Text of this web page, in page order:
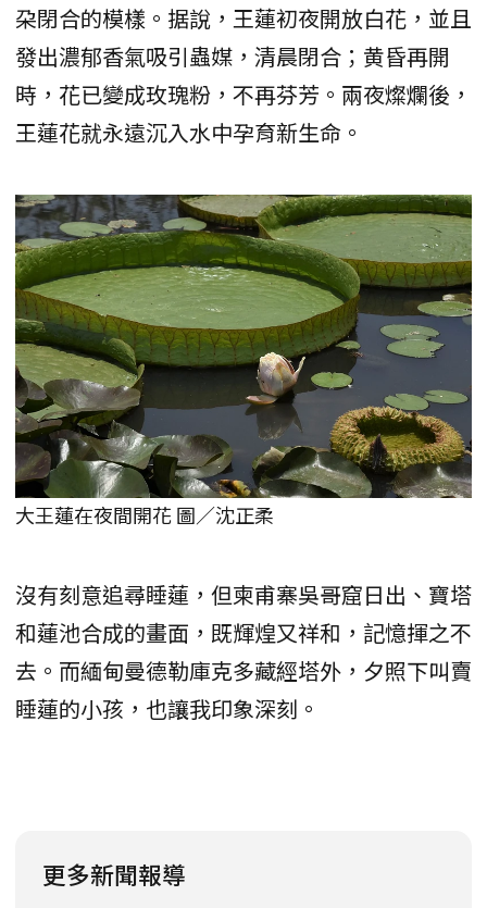
朶閉合的模樣。据說，王蓮初夜開放白花，並且
發出濃郁香氣吸引蟲媒，清晨閉合；黄昏再開
時，花已變成玫瑰粉，不再芬芳。兩夜燦爛後，
王蓮花就永遠沉入水中孕育新生命。
大王蓮在夜間開花 圖／沈正柔
沒有刻意追尋睡蓮，但柬甫寨吳哥窟日出、寶塔
和蓮池合成的畫面，既輝煌又祥和，記憶揮之不
去。而緬甸曼德勒庫克多藏經塔外，夕照下叫賣
睡蓮的小孩，也讓我印象深刻。
更多新聞報導